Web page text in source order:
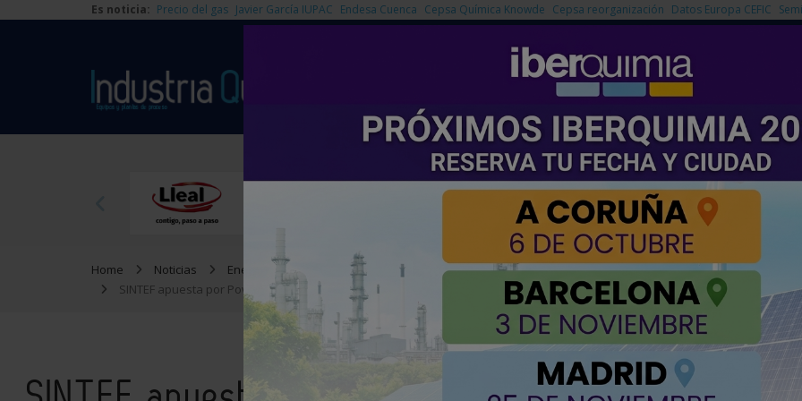
Es noticia: Precio del gas Javier García IUPAC Endesa Cuenca Cepsa Química Knowde Cepsa reorganización Datos Europa CEFIC
NOTICIAS PRODUCTOS
EMPRESAS PREMIUM
Home Noticias
Energía
SINTEF apuesta por Power to Hydrogen para producir hidrógeno verde para PYROCO2 Green Deal en Noruega